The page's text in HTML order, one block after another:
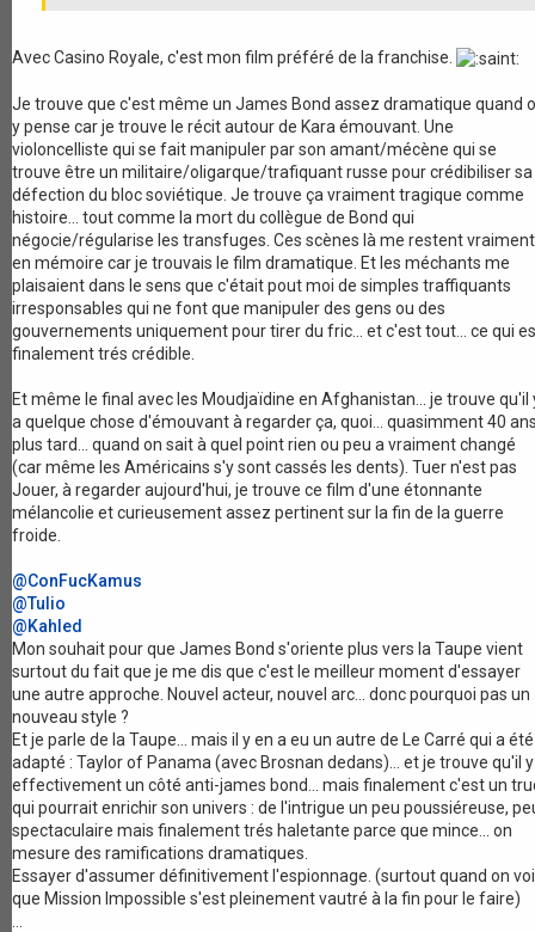
Avec Casino Royale, c'est mon film préféré de la franchise.
Je trouve que c'est même un James Bond assez dramatique quand
y pense car je trouve le récit autour de Kara émouvant. Une
violoncelliste qui se fait manipuler par son amant/mécène qui se
trouve être un militaire/oligarque/trafiquant russe pour crédibiliser sa
défection du bloc soviétique. Je trouve ça vraiment tragique comme
histoire... tout comme la mort du collègue de Bond qui
négocie/régularise les transfuges. Ces scènes là me restent vraiment
en mémoire car je trouvais le film dramatique. Et les méchants me
plaisaient dans le sens que c'était pout moi de simples traffiquants
irresponsables qui ne font que manipuler des gens ou des
gouvernements uniquement pour tirer du fric... et c'est tout... ce qui
finalement trés crédible.
Et même le final avec les Moudjaïdine en Afghanistan... je trouve qu'il
a quelque chose d'émouvant à regarder ça, quoi... quasimment 40
plus tard... quand on sait à quel point rien ou peu a vraiment changé
(car même les Américains s'y sont cassés les dents). Tuer n'est pas
Jouer, à regarder aujourd'hui, je trouve ce film d'une étonnante
mélancolie et curieusement assez pertinent sur la fin de la guerre
froide.
@ConFucKamus
@Tulio
@Kahled
Mon souhait pour que James Bond s'oriente plus vers la Taupe vient
surtout du fait que je me dis que c'est le meilleur moment d'essayer
une autre approche. Nouvel acteur, nouvel arc... donc pourquoi pas un
nouveau style ?
Et je parle de la Taupe... mais il y en a eu un autre de Le Carré qui a été
adapté : Taylor of Panama (avec Brosnan dedans)... et je trouve qu'il
effectivement un côté anti-james bond... mais finalement c'est un
qui pourrait enrichir son univers : de l'intrigue un peu poussiéreuse,
spectaculaire mais finalement trés haletante parce que mince... on
mesure des ramifications dramatiques.
Essayer d'assumer définitivement l'espionnage. (surtout quand on
que Mission Impossible s'est pleinement vautré à la fin pour le faire)